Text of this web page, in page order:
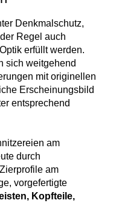
Denkmalschutz,
Regel auch
erfüllt werden.
sich weitgehend
mit originellen
Erscheinungsbild
entsprechend
am
durch
am
vorgefertigte
Kopfteile,